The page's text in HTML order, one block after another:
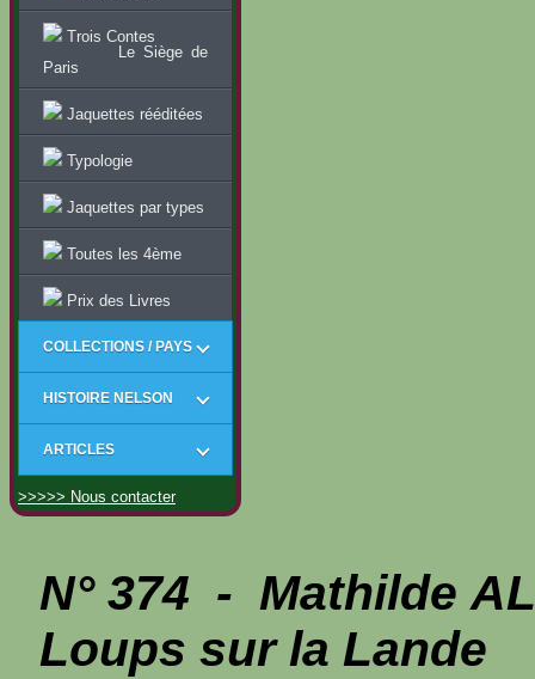
Trois Contes
Le Siège de
Paris
Jaquettes rééditées
Typologie
Jaquettes par types
Toutes les 4ème
Prix des Livres
COLLECTIONS / PAYS
HISTOIRE NELSON
ARTICLES
>>>>> Nous contacter
N° 374 - Mathilde
Loups sur la Lande